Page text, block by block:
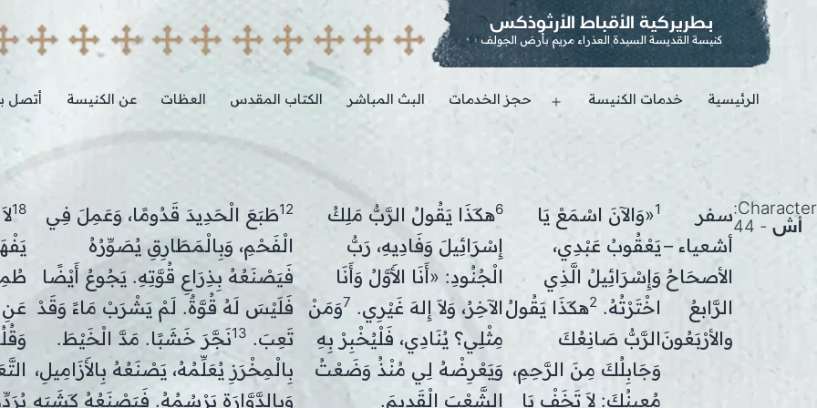
بطريركية الأقباط الأرثوذكس
كنيسة القديسة السيدة العذراء مريم بأرض الجولف
الرئيسية خدمات الكنيسة
Open
حجز الخدمات البث المباشر الكتاب المقدس العظات عن الكنيسة أتصل
Character:
أش - 44
سفر
أشعياء –
الأصحَاحُ
الرَّابعُ
والأرْبَعُونَ
1«وَالآنَ اسْمَعْ يَا
يَعْقُوبُ عَبْدِي،
وَإِسْرَائِيلُ الَّذِي
اخْتَرْتُهُ. 2هكَذَا يَقُولُ
الرَّبُّ صَانِعُكَ
وَجَابِلُكَ مِنَ الرَّحِمِ،
مُعِينُكَ: لاَ تَخَفْ يَا
6هكَذَا يَقُولُ الرَّبُّ مَلِكُ
إِسْرَائِيلَ وَفَادِيهِ، رَبُّ
الْجُنُودِ: «أَنَا الأَوَّلُ وَأَنَا
الآخِرُ، وَلاَ إِلهَ غَيْرِي. 7وَمَنْ
مِثْلِي؟ يُنَادِي، فَلْيُخْبِرْ بِهِ
وَيَعْرِضْهُ لِي مُنْذُ وَضَعْتُ
الشَّعْبَ الْقَدِيمَ.
12طَبَعَ الْحَدِيدَ قَدُومًا، وَعَمِلَ فِي
الْفَحْمِ، وَبِالْمَطَارِقِ يُصَوِّرُهُ
فَيَصْنَعُهُ بِذِرَاعِ قُوَّتِهِ. يَجُوعُ أَيْضًا
فَلَيْسَ لَهُ قُوَّةٌ. لَمْ يَشْرَبْ مَاءً وَقَدْ
تَعِبَ. 13نَجَّرَ خَشَبًا. مَدَّ الْخَيْطَ.
بِالْمِخْرَزِ يُعَلِّمُهُ، يَصْنَعُهُ بِالأَزَامِيلِ،
وَبِالدَّوَّارَةِ يَرْسُمُهُ. فَيَصْنَعُهُ كَشَبَهِ
18
عَنِ